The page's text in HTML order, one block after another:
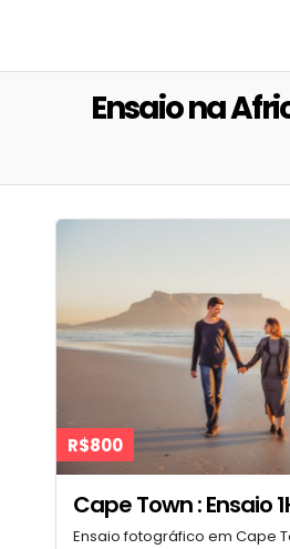
Ensaio na
R$800
Cape Town : Ensaio
Ensaio fotográfico em Cape